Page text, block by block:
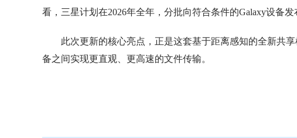
看，三星计划在2026年全年，分批向符合条件的Galaxy设备发
此次更新的核心亮点，正是这套基于距离感知的全新共
备之间实现更直观、更高速的文件传输。